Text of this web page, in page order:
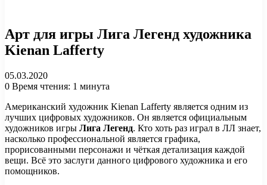
Арт для игры Лига Легенд художника
Kienan Lafferty
05.03.2020
0 Время чтения: 1 минута
Американский художник Kienan Lafferty является одним из
лучших цифровых художников. Он является официальным
художников игры Лига Легенд. Кто хоть раз играл в ЛЛ знает,
насколько профессиональной является графика,
прорисованными персонажи и чёткая детализация каждой
вещи. Всё это заслуги данного цифрового художника и его
помощников.